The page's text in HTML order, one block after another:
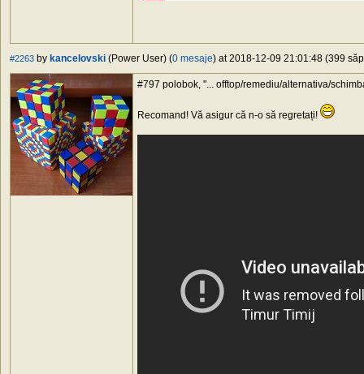
#2263 by kancelovski (Power User) (0 mesaje) at 2018-12-09 21:01:48 (399
#797 polobok, "... offtop/remediu/alternativa/
Recomand! Vă asigur că n-o să regretați!